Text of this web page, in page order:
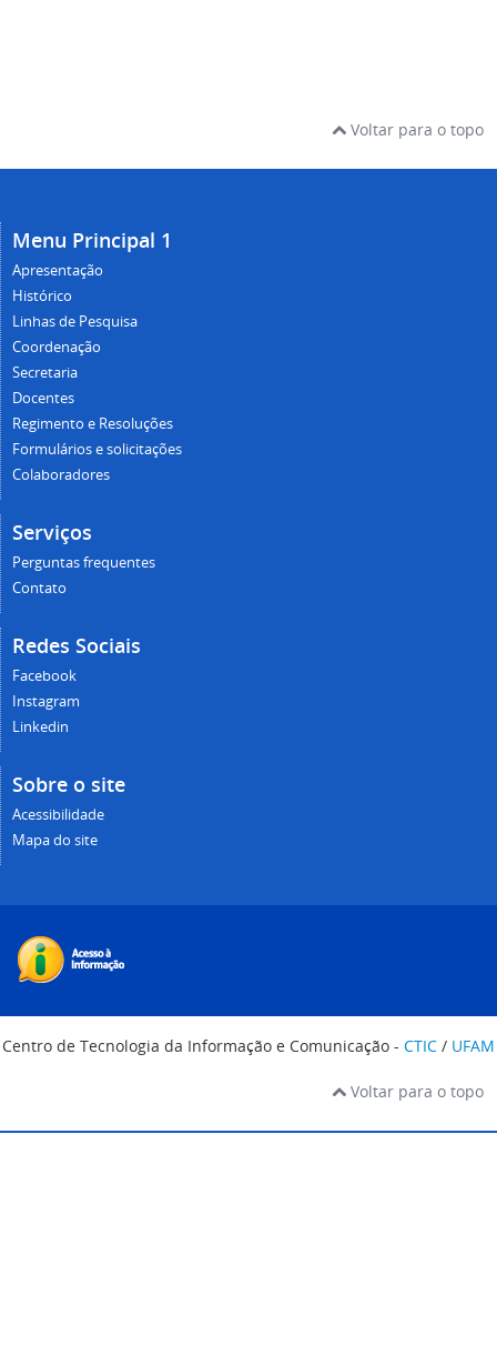
Voltar para o topo
Menu Principal 1
Apresentação
Histórico
Linhas de Pesquisa
Coordenação
Secretaria
Docentes
Regimento e Resoluções
Formulários e solicitações
Colaboradores
Serviços
Perguntas frequentes
Contato
Redes Sociais
Facebook
Instagram
Linkedin
Sobre o site
Acessibilidade
Mapa do site
Centro de Tecnologia da Informação e Comunicação - CTIC / UFAM
Voltar para o topo